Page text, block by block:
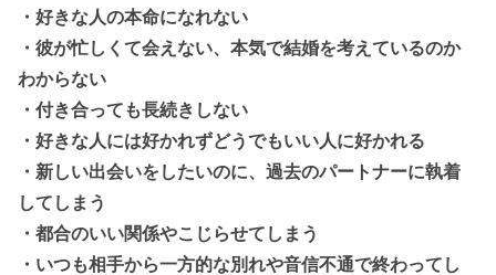
・好きな人の本命になれない
・彼が忙しくて会えない、本気で結婚を考えているのか
わからない
・付き合っても長続きしない
・好きな人には好かれずどうでもいい人に好かれる
・新しい出会いをしたいのに、過去のパートナーに執着
してしまう
・都合のいい関係やこじらせてしまう
・いつも相手から一方的な別れや音信不通で終わってし